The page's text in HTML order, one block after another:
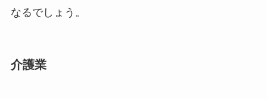
なるでしょう。
介護業